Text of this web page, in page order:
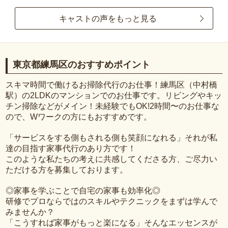
キャストの声をもっと見る
東京都練馬区のおすすめポイント
スキマ時間で働けるお掃除代行のお仕事！練馬区（中村橋
駅）の2LDKのマンションでのお仕事です。リビングやキッ
チン掃除などがメイン！未経験でもOK!2時間〜のお仕事な
ので、Wワークの方にもおすすめです。
「サービスをする側もされる側も笑顔になれる」それが私
達の目指す家事代行のあり方です！
このような私たちの考えに共感してくださる方、ご尽力い
ただける方を募集しております。
◎家事を学ぶことで自宅の家事も効率化◎
研修でプロならではのスキルやテクニックをまずは学んで
みませんか？
「こうすれば家事がもっと楽になる」そんなエッセンスが